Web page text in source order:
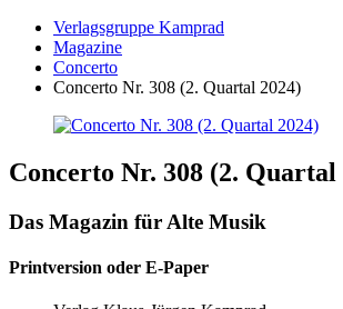
Verlagsgruppe Kamprad
Magazine
Concerto
Concerto Nr. 308 (2. Quartal 2024)
Concerto Nr. 308 (2. Quartal
Das Magazin für Alte Musik
Printversion oder E-Paper